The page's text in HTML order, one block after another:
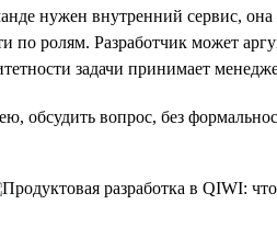
нужен внутренний сервис, она
ролям. Разработчик может
задачи принимает
вопрос, без